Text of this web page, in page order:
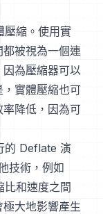
壓縮。使用實
被視為一個連
為壓縮器可以
實體壓縮也可
降低，因為可
的 Deflate 演
技術，例如
和速度之間
大地影響產生